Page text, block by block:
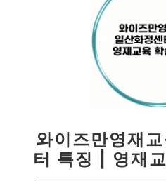
와이즈만영재
터 특징 | 영재